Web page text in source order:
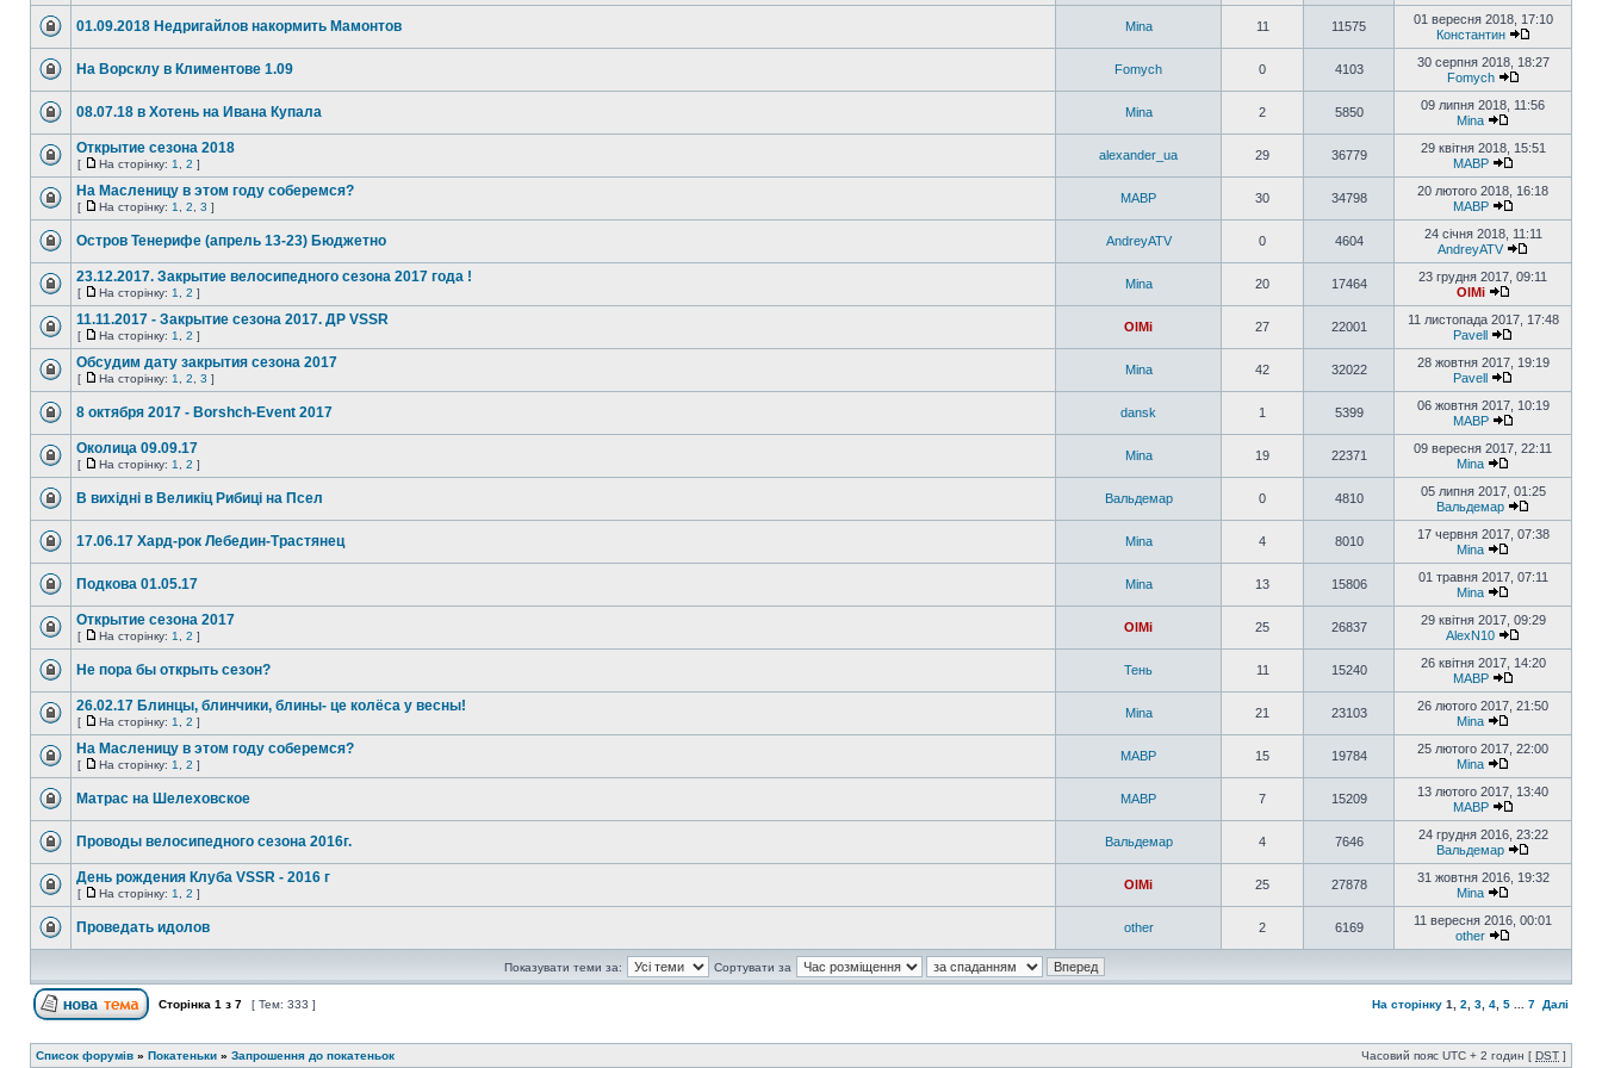
01.09.2018 Недригайлов накормить Мамонтов Mina 11 11575
01 вересня 2018, 17:10
Константин
На Ворсклу в Климентове 1.09 Fomych 0 4103
30 серпня 2018, 18:27
Fomych
08.07.18 в Хотень на Ивана Купала Mina 2 5850
09 липня 2018, 11:56
Mina
Открытие сезона 2018
[ На сторінку: 1 2 ]
alexander_ua 29 36779
29 квітня 2018, 15:51
MABP
На Масленицу в этом году соберемся?
[ На сторінку: 1 2 3 ]
MABP 30 34798
20 лютого 2018, 16:18
MABP
Остров Тенерифе (апрель 13-23) Бюджетно AndreyATV 0 4604
24 січня 2018, 11:11
AndreyATV
23.12.2017. Закрытие велосипедного сезона 2017 года !
[ На сторінку: 1 2 ]
Mina 20 17464
23 грудня 2017, 09:11
OlMi
11.11.2017 - Закрытие сезона 2017. ДР VSSR
[ На сторінку: 1 2 ]
OlMi 27 22001
11 листопада 2017, 17:48
Pavell
Обсудим дату закрытия сезона 2017
[ На сторінку: 1 2 3 ]
Mina 42 32022
28 жовтня 2017, 19:19
Pavell
8 октября 2017 - Borshch-Event 2017 dansk 1 5399
06 жовтня 2017, 10:19
MABP
Околица 09.09.17
[ На сторінку: 1 2 ]
Mina 19 22371
09 вересня 2017, 22:11
Mina
В вихідні в Вeликіц Рибиці на Псeл Вальдемар 0 4810
05 липня 2017, 01:25
Вальдемар
17.06.17 Хард-рок Лебедин-Трастянец Mina 4 8010
17 червня 2017, 07:38
Mina
Подкова 01.05.17 Mina 13 15806
01 травня 2017, 07:11
Mina
Открытие сезона 2017
[ На сторінку: 1 2 ]
OlMi 25 26837
29 квітня 2017, 09:29
AlexN10
Не пора бы открыть сезон? Тень 11 15240
26 квітня 2017, 14:20
MABP
26.02.17 Блинцы, блинчики, блины- це колёса у весны!
[ На сторінку: 1 2 ]
Mina 21 23103
26 лютого 2017, 21:50
Mina
На Масленицу в этом году соберемся?
[ На сторінку: 1 2 ]
MABP 15 19784
25 лютого 2017, 22:00
Mina
Матрас на Шелеховское MABP 7 15209
13 лютого 2017, 13:40
MABP
Проводы велосипедного сезона 2016г. Вальдемар 4 7646
24 грудня 2016, 23:22
Вальдемар
День рождения Клуба VSSR - 2016 г
[ На сторінку: 1 2 ]
OlMi 25 27878
31 жовтня 2016, 19:32
Mina
Проведать идолов other 2 6169
11 вересня 2016, 00:01
other
Показувати теми за: Сортувати за
Сторінка 1 з 7 [ Тем: 333 ] На сторінку 1 2 3 4 5 7 Далі
Список форумів » Покатеньки » Запрошення до покатеньок Часовий пояс UTC + 2 годин [ DST ]